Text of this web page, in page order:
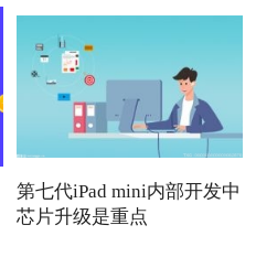
第七代iPad mini内部开发中
芯片升级是重点